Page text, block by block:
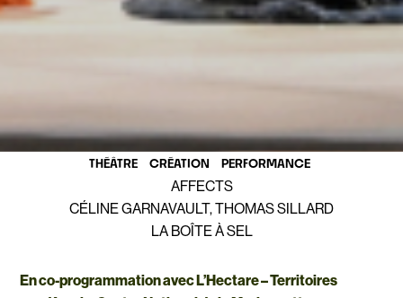
THÉÂTRE CRÉATION PERFORMANCE
AFFECTS
CÉLINE GARNAVAULT, THOMAS SILLARD
LA BOÎTE À SEL
En co-programmation avec L’Hectare – Territoires